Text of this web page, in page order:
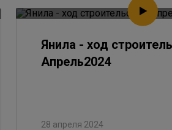
Янила - ход
Апрель2024
28 апреля 2024